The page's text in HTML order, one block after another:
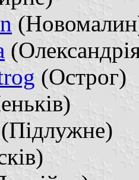
(Острог)
(Підлужне)